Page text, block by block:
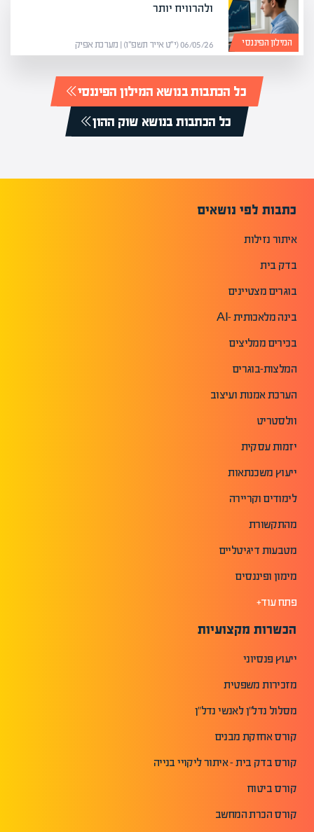
המילון הפיננסי
ולהרוויח יותר
06/05/26 (י״ט אייר תשפ״ו) | מערכת אפיק
כל הכתבות בנושא המילון הפיננסי
כל הכתבות בנושא שוק ההון
כתבות לפי נושאים
איתור נזילות
בדק בית
בוגרים מצטיינים
בינה מלאכותית -AI
בכירים ממליצים
המלצות-בוגרים
הערכת אמנות ועיצוב
וולסטריט
יזמות עסקית
ייעוץ משכנתאות
לימודים וקריירה
מהתקשורת
מטבעות דיגיטליים
מימון ופיננסים
פתח עוד+
הכשרות מקצועיות
ייעוץ פנסיוני
מזכירות משפטית
מסלול נדל"ן לאנשי נדל"ן
קורס אחזקת מבנים
קורס בדק בית - איתור ליקויי בנייה
קורס ביטוח
קורס הכרת המחשב